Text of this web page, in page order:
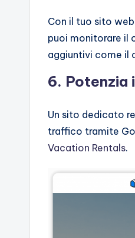
Con il tuo sito
puoi monitorare il
aggiuntivi come il
6. Potenzia
Un sito dedicato
traffico tramite
Vacation Rentals.